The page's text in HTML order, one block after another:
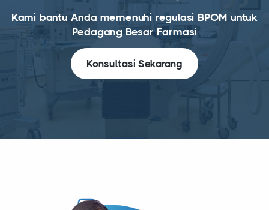
Kami bantu Anda memenuhi regulasi BPOM untuk
Pedagang Besar Farmasi
Konsultasi Sekarang